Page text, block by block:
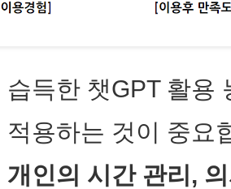
습득한 챗GPT 활용
적용하는 것이 중요
개인의 시간 관리,